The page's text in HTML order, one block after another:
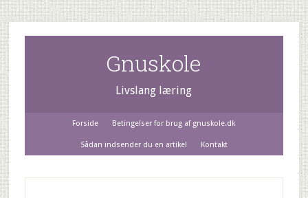
Gnuskole
Livslang læring
Forside Betingelser for brug af gnuskole.dk
Sådan indsender du en artikel Kontakt